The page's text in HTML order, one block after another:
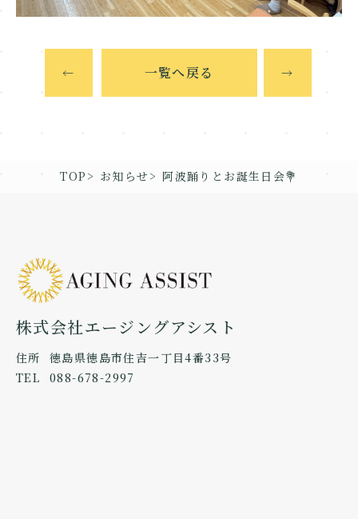
← 一覧へ戻る →
TOP お知らせ 阿波踊りとお誕生日会💐
株式会社エージングアシスト
住所
徳島県徳島市住吉一丁目4番33号
TEL
088-678-2997